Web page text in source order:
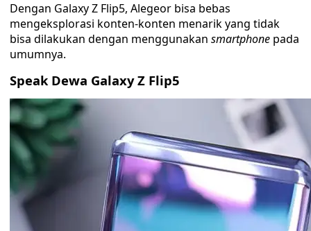
Dengan Galaxy Z Flip5, Alegeor bisa bebas
mengeksplorasi konten-konten menarik yang tidak
bisa dilakukan dengan menggunakan smartphone pada
umumnya.
Speak Dewa Galaxy Z Flip5